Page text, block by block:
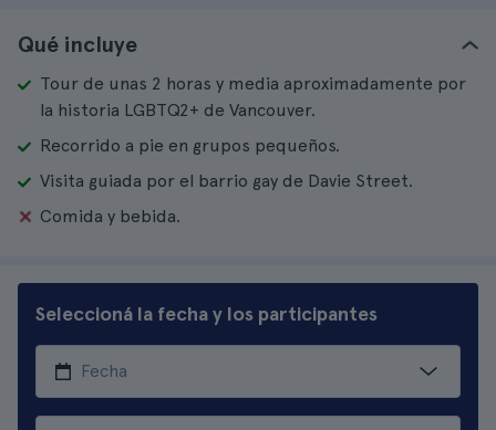
Qué incluye
Tour de unas 2 horas y media aproximadamente por
la historia LGBTQ2+ de Vancouver.
Recorrido a pie en grupos pequeños.
Visita guiada por el barrio gay de Davie Street.
Comida y bebida.
Seleccioná la fecha y los participantes